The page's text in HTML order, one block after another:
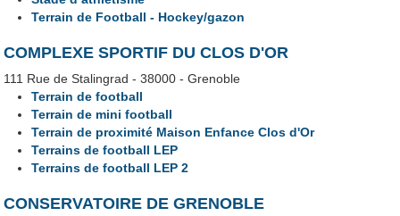
Terrain de Football - Hockey/gazon
COMPLEXE SPORTIF DU CLOS D'OR
111 Rue de Stalingrad - 38000 - Grenoble
Terrain de football
Terrain de mini football
Terrain de proximité Maison Enfance Clos d'Or
Terrains de football LEP
Terrains de football LEP 2
CONSERVATOIRE DE GRENOBLE